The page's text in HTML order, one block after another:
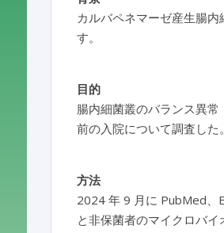
カルバペネマーゼ産生腸
す。
目的
腸内細菌叢のバランス異
前の入院について調査した。
方法
2024 年 9 月に PubMed、
と非保菌者のマイクロバイ